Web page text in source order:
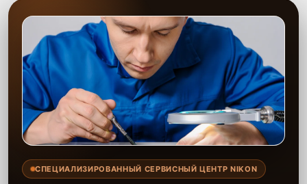
СПЕЦИАЛИЗИРОВАННЫЙ СЕРВИСНЫЙ ЦЕНТР NIKON